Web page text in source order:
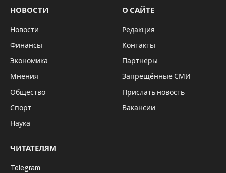
НОВОСТИ
Новости
Финансы
Экономика
Мнения
Общество
Спорт
Наука
О САЙТЕ
Редакция
Контакты
Партнёры
Запрещённые СМИ
Прислать новость
Вакансии
ЧИТАТЕЛЯМ
Telegram